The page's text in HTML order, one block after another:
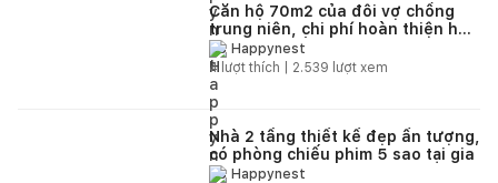
Căn hộ 70m2 của đôi vợ chồng
trung niên, chi phí hoàn thiện hết
350 triệu đồng
Happynest
4 lượt thích | 2.539 lượt xem
Nhà 2 tầng thiết kế đẹp ấn tượng,
có phòng chiếu phim 5 sao tại gia
Happynest